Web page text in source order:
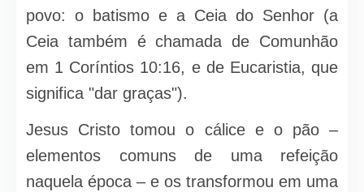
povo: o batismo e a Ceia do Senhor (a
Ceia também é chamada de Comunhão
em 1 Coríntios 10:16, e de Eucaristia, que
significa "dar graças").
Jesus Cristo tomou o cálice e o pão –
elementos comuns de uma refeição
naquela época – e os transformou em uma